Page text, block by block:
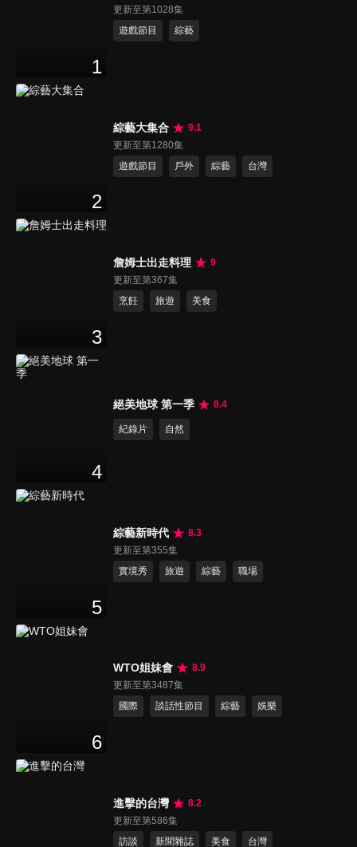
1
更新至第1028集
遊戲節目
綜藝
2
綜藝大集合
9.1
更新至第1280集
遊戲節目
戶外 綜藝 台灣
3
詹姆士出走料理
9
更新至第367集
烹飪
旅遊 美食
4
絕美地球 第一季 8.4
紀錄片 自然
5
綜藝新時代
8.3
更新至第355集
實境秀
旅遊 綜藝 職場
6
WTO姐妹會
8.9
更新至第3487集
國際
談話性節目 綜藝 娛樂
進擊的台灣
8.2
更新至第586集
訪談
新聞雜誌 美食 台灣